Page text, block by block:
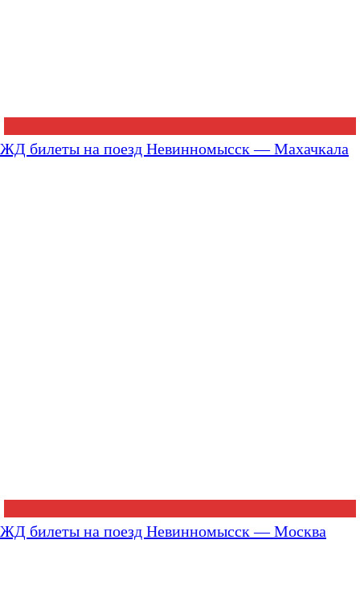
ЖД билеты на поезд Невинномысск — Махачкала
ЖД билеты на поезд Невинномысск — Москва